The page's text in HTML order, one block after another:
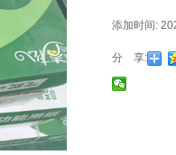
添加时间:
分 享: